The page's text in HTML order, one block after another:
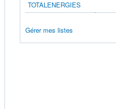
TOTALENERGIES
Gérer mes listes